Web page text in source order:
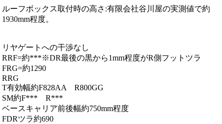
ルーフボックス取付時の高さ:有限会社谷川屋の実測値で約
1930mm程度。
リヤゲートへの干渉なし
RRF=約***※DR最後の黒から1mm程度がR側フットツラ
FRG=約1290
RRG
T有効幅約F828AA R800GG
SM約F*** R***
ベースキャリア前後幅約750mm程度
FDRツラ約690